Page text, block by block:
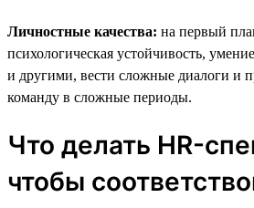
Личностные качества: на первый
психологическая устойчивость,
и другими, вести сложные диалоги и
команду в сложные периоды.
Что делать HR-
чтобы